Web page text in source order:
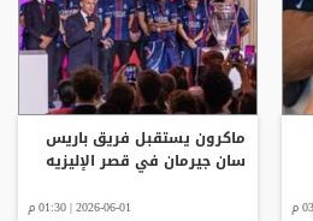
ماكرون يستقبل فريق باريس
سان جيرمان في قصر الإليزيه
2026-06-01 | 01:30 م